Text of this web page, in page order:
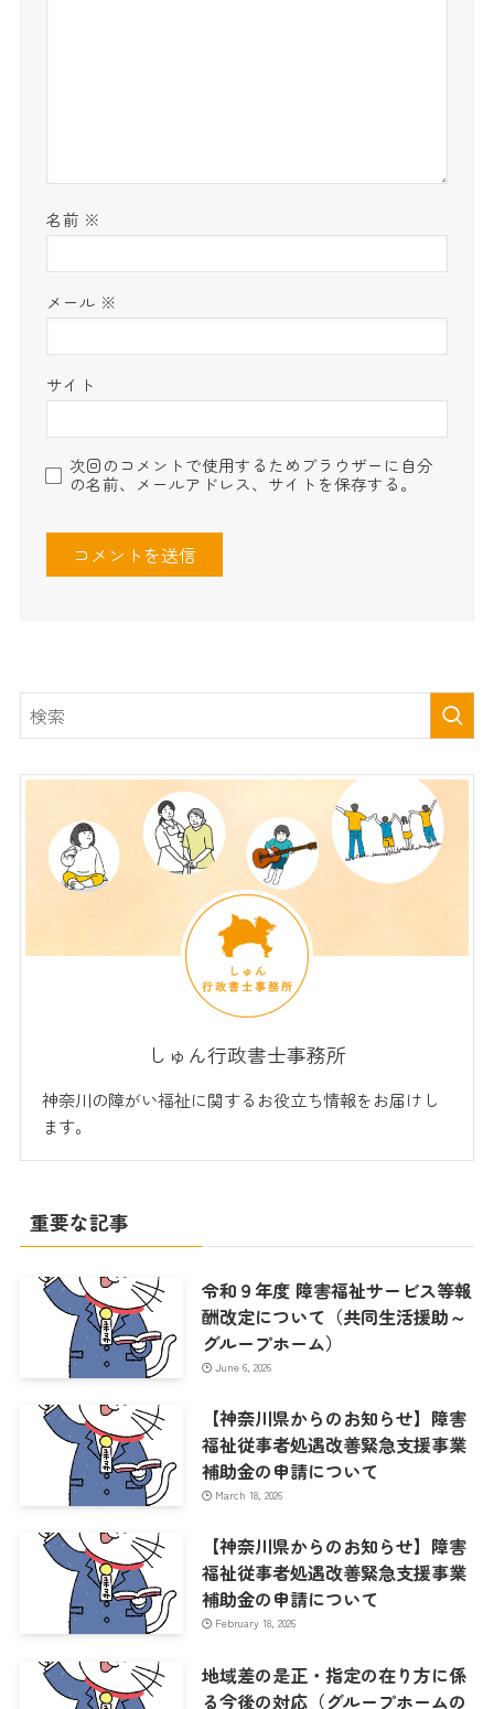
名前 ※
メール ※
サイト
次回のコメントで使用するためブラウザーに自分
の名前、メールアドレス、サイトを保存する。
しゅん行政書士事務所
神奈川の障がい福祉に関するお役立ち情報をお届けし
ます。
重要な記事
令和９年度 障害福祉サービス等報
酬改定について（共同生活援助～
グループホーム）
June 6, 2026
【神奈川県からのお知らせ】障害
福祉従事者処遇改善緊急支援事業
補助金の申請について
March 18, 2026
【神奈川県からのお知らせ】障害
福祉従事者処遇改善緊急支援事業
補助金の申請について
February 18, 2026
地域差の是正・指定の在り方に係
る今後の対応（グループホームの